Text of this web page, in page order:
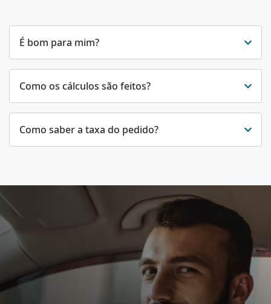
É bom para mim?
Como os cálculos são feitos?
Como saber a taxa do pedido?